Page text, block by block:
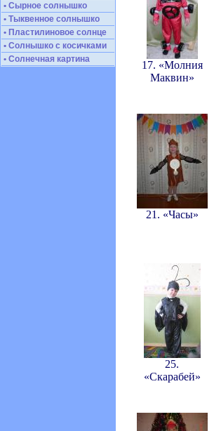
• Сырное солнышко
• Тыквенное солнышко
• Пластилиновое солнце
• Солнышко с косичками
• Солнечная картина
17. «Молния
Маквин»
21. «Часы»
25.
«Скарабей»